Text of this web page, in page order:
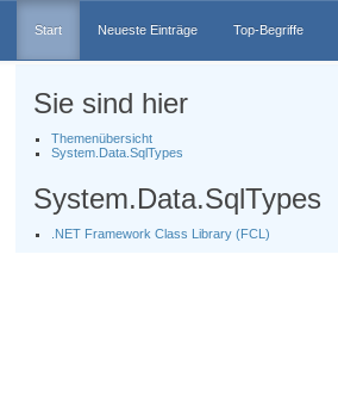
Start Neueste Einträge Top-Begriffe
Sie sind hier
Themenübersicht
System.Data.SqlTypes
System.Data.SqlTypes
.NET Framework Class Library (FCL)